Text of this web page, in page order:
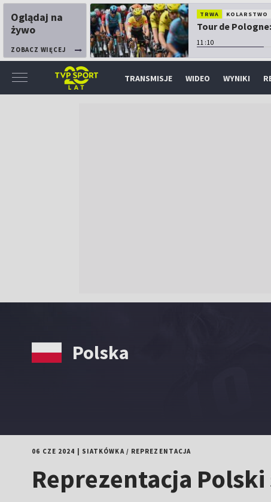
Oglądaj na
żywo
ZOBACZ WIĘCEJ
TRWA KOLARSTWO
Tour de
11:10
TRANSMISJE WIDEO WYNIKI
Polska
06 CZE 2024 SIATKÓWKA/ REPREZENTACJA
Reprezentacja